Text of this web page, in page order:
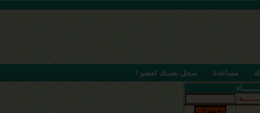
.
مساعدة
سجل نفسك كعضو !